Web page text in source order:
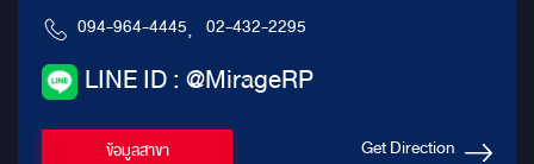
094-964-4445, 02-432-2295
LINE ID : @MirageRP
ข้อมูลสาขา Get Direction